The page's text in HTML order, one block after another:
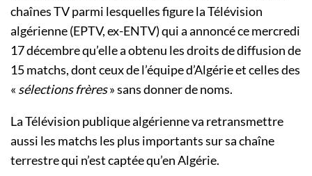
chaînes TV parmi lesquelles figure la Télévision
algérienne (EPTV, ex-ENTV) qui a annoncé ce mercredi
17 décembre qu’elle a obtenu les droits de diffusion de
15 matchs, dont ceux de l’équipe d’Algérie et celles des
« sélections frères» sans donner de noms.
La Télévision publique algérienne va retransmettre
aussi les matchs les plus importants sur sa chaîne
terrestre qui n’est captée qu’en Algérie.